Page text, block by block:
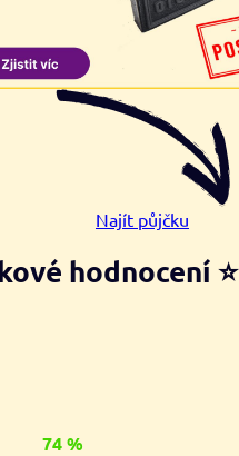
Najít půjčku
hodnocení ⭐
74 %